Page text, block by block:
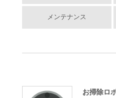
メンテナンス
お掃除ロ